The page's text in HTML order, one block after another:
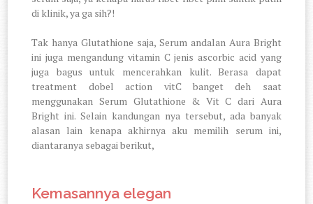
di klinik, ya ga sih?!
Tak hanya Glutathione saja, Serum andalan Aura Bright
ini juga mengandung vitamin C jenis ascorbic acid yang
juga bagus untuk mencerahkan kulit. Berasa dapat
treatment dobel action vitC banget deh saat
menggunakan Serum Glutathione & Vit C dari Aura
Bright ini. Selain kandungan nya tersebut, ada banyak
alasan lain kenapa akhirnya aku memilih serum ini,
diantaranya sebagai berikut,
Kemasannya elegan